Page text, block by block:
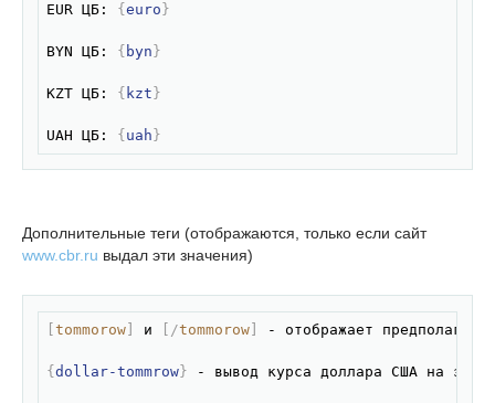
EUR ЦБ: { euro }
BYN ЦБ: { byn }
KZT ЦБ: { kzt }
UAH ЦБ: { uah }
Дополнительные теги (отображаются, только если сайт
www.cbr.ru выдал эти значения)
tommorow] и [/tommorow] - отображает
{ dollar-tommrow} - вывод курса доллара США на